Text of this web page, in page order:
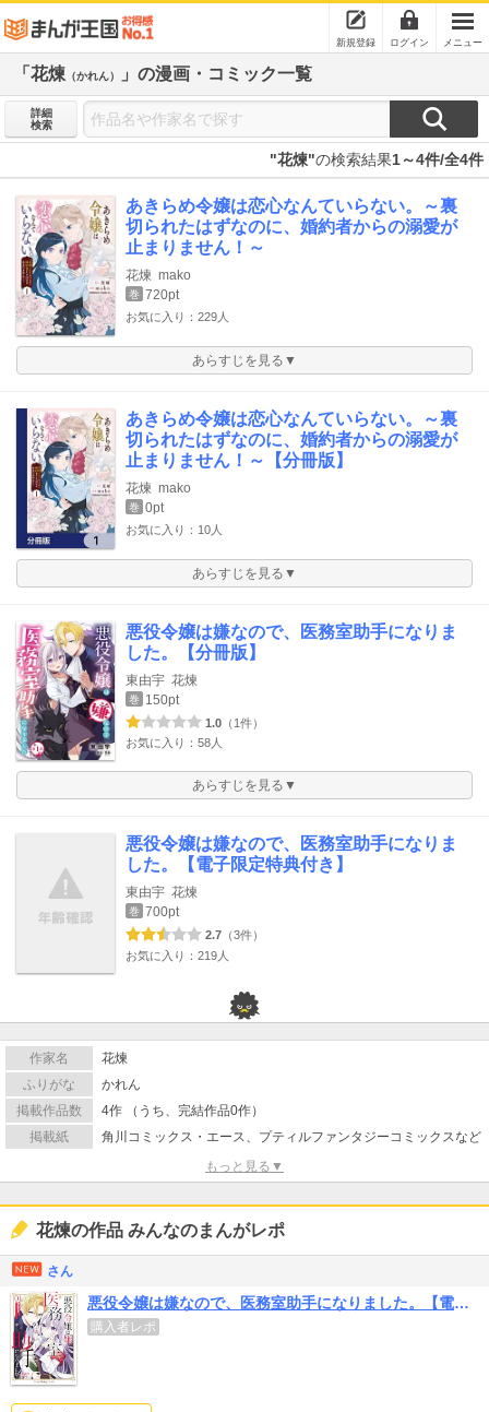
新規登録 ログイン メニュー
「花煉 （かれん） 」の漫画・コミック一覧
詳細
検索
"花煉"の検索結果1～4件/全4件
あきらめ令嬢は恋心なんていらない。～裏
切られたはずなのに、婚約者からの溺愛が
止まりません！～
花煉 mako
巻 720pt
お気に入り：229人
あらすじを見る▼
あきらめ令嬢は恋心なんていらない。～裏
切られたはずなのに、婚約者からの溺愛が
止まりません！～【分冊版】
花煉 mako
巻 0pt
お気に入り：10人
あらすじを見る▼
悪役令嬢は嫌なので、医務室助手になりま
した。【分冊版】
東由宇 花煉
巻 150pt
1.0 （1件）
お気に入り：58人
あらすじを見る▼
悪役令嬢は嫌なので、医務室助手になりま
した。【電子限定特典付き】
東由宇 花煉
巻 700pt
2.7 （3件）
お気に入り：219人
作家名
花煉
ふりがな
かれん
掲載作品数
4作 （うち、完結作品0作）
掲載紙
角川コミックス・エース、プティルファンタジーコミックスなど
もっと見る▼
花煉の作品 みんなのまんがレポ
さん
悪役令嬢は嫌なので、医務室助手になりました。【電子限定特典付き】
購入者レポ